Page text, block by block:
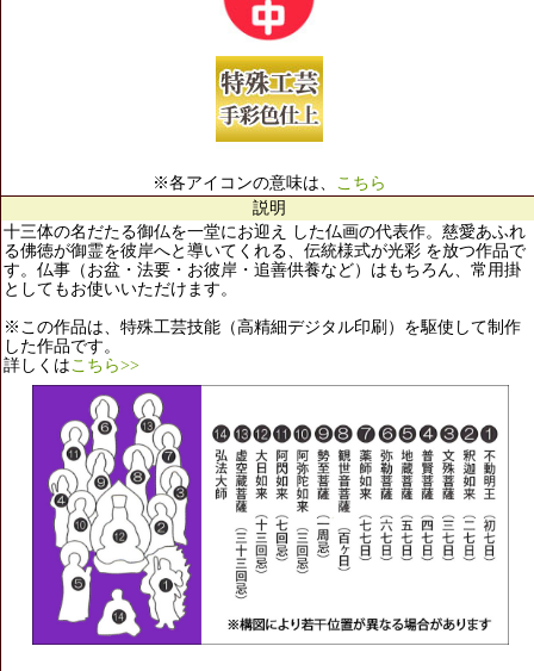
※各アイコンの意味は、 こちら
説明
十三体の名だたる御仏を一堂にお迎え した仏画の代表作。慈愛あふれ
る佛徳が御霊を彼岸へと導いてくれる、伝統様式が光彩 を放つ作品で
す。仏事（お盆・法要・お彼岸・追善供養など）はもちろん、常用掛
としてもお使いいただけます。
※この作品は、特殊工芸技能（高精細デジタル印刷）を駆使して制作
した作品です。
詳しくはこちら>>